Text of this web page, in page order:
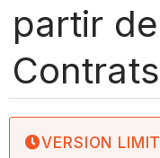
partir
VERSION